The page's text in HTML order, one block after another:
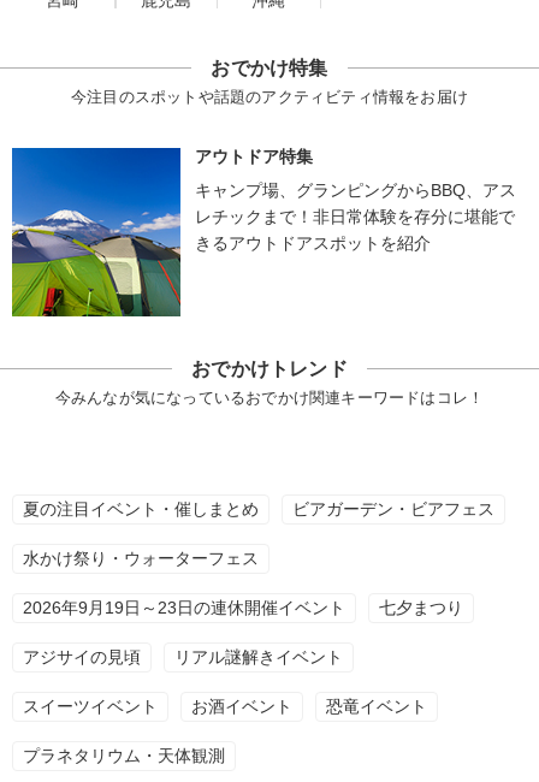
おでかけ特集
今注目のスポットや話題のアクティビティ情報をお届け
アウトドア特集
キャンプ場、グランピングからBBQ、アス
レチックまで！非日常体験を存分に堪能で
きるアウトドアスポットを紹介
おでかけトレンド
今みんなが気になっているおでかけ関連キーワードはコレ！
夏の注目イベント・催しまとめ ビアガーデン・ビアフェス
水かけ祭り・ウォーターフェス
2026年9月19日～23日の連休開催イベント 七夕まつり
アジサイの見頃 リアル謎解きイベント
スイーツイベント お酒イベント 恐竜イベント
プラネタリウム・天体観測